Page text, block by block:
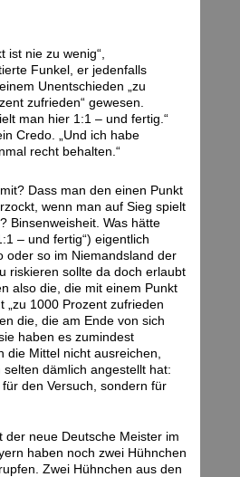
ist nie zu wenig“,
Funkel, er jedenfalls
Unentschieden „zu
zufrieden“ gewesen.
man hier 1:1 – und fertig.“
Credo. „Und ich habe
recht behalten.“
Dass man den einen Punkt
wenn man auf Sieg spielt
Binsenweisheit. Was hätte
– und fertig“) eigentlich
oder so im Niemandsland der
riskieren sollte da doch erlaubt
also die, die mit einem Punkt
„zu 1000 Prozent zufrieden
die, die am Ende von sich
haben es zumindest
die Mittel nicht ausreichen,
dämlich angestellt hat:
den Versuch, sondern für
der neue Deutsche Meister im
haben noch zwei Hühnchen
Zwei Hühnchen aus den